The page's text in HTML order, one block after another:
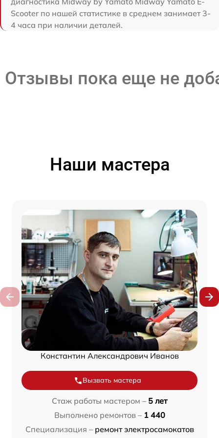
Scooter по нашей статистике в среднем занимает 3-
4 часа при наличии деталей.
Отзывы пока еще не
Наши мастера
Константин Александрович Иванов
Вызвать мастера
Стаж работы мастером – 5 лет
Выполнено ремонтов – 1 440
Специализация – ремонт электросамокатов